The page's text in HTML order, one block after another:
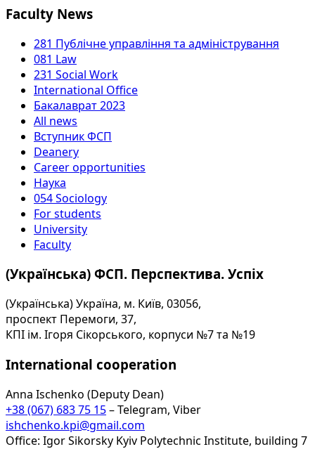
Faculty News
281 Публічне управління та адміністрування
081 Law
231 Social Work
International Office
Бакалаврат 2023
All news
Вступник ФСП
Deanery
Career opportunities
Наука
054 Sociology
For students
University
Faculty
(Українська) ФСП. Перспектива. Успіх
(Українська) Україна, м. Київ, 03056,
проспект Перемоги, 37,
КПІ ім. Ігоря Сікорського, корпуси №7 та №19
International cooperation
Anna Ischenko (Deputy Dean)
+38 (067) 683 75 15– Telegram, Viber
ishchenko.kpi@gmail.com
Office: Igor Sikorsky Kyiv Polytechnic Institute, building 7